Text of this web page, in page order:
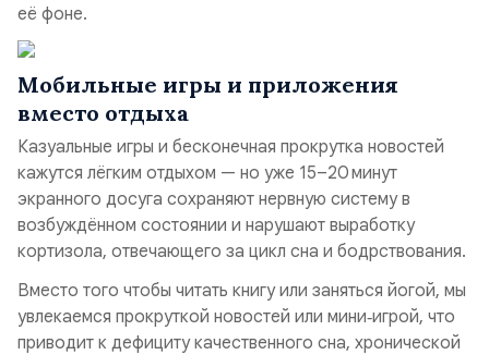
её фоне.
Мобильные игры и приложения
вместо отдыха
Казуальные игры и бесконечная прокрутка новостей
кажутся лёгким отдыхом — но уже 15–20 минут
экранного досуга сохраняют нервную систему в
возбуждённом состоянии и нарушают выработку
кортизола, отвечающего за цикл сна и бодрствования.
Вместо того чтобы читать книгу или заняться йогой, мы
увлекаемся прокруткой новостей или мини‑игрой, что
приводит к дефициту качественного сна, хронической